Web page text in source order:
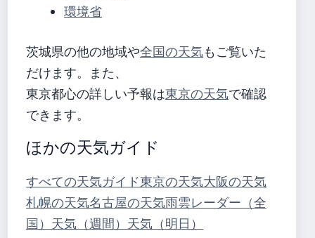
環境省
茨城県の他の地域や全国の天気もご覧いた
だけます。また、
東京都心の詳しい予報は東京の天気で確認
できます。
ほかの天気ガイド
すべての天気ガイド東京の天気大阪の天気
札幌の天気名古屋の天気雨雲レーダー（全
国） 天気（週間） 天気（明日）